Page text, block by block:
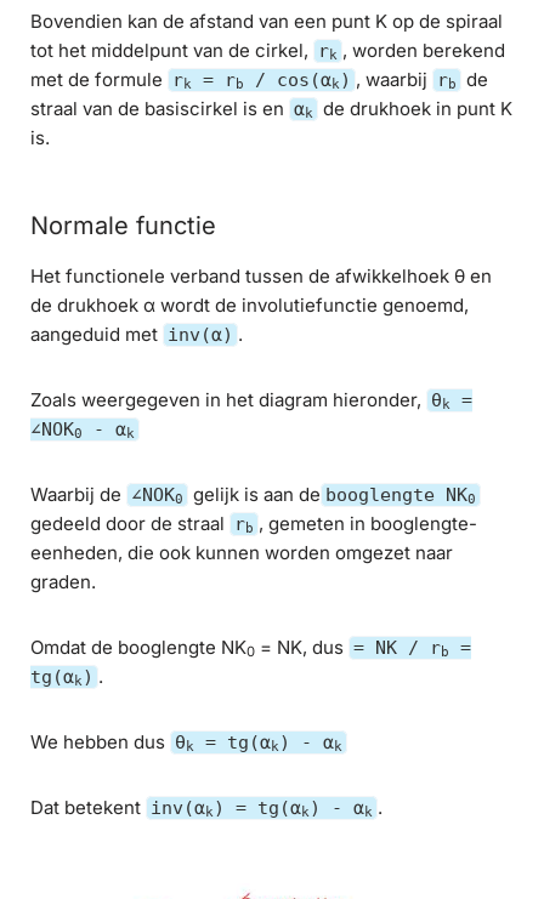
Bovendien kan de afstand van een punt K op de spiraal
tot het middelpunt van de cirkel,
rk , worden berekend
met de formule
rk = rb / cos(α k) , waarbij rb
de
straal van de basiscirkel is en α k
de drukhoek in punt K
is.
Normale functie
Het functionele verband tussen de afwikkelhoek θ en
de drukhoek α wordt de involutiefunctie genoemd,
aangeduid met inv(α) .
Zoals weergegeven in het diagram hieronder, θ k
=
∠NOK0 - α k
Waarbij de ∠NOK0 gelijk is aan de booglengte NK0
gedeeld door de straal rb , gemeten in booglengte-
eenheden, die ook kunnen worden omgezet naar
graden.
Omdat de booglengte NK0 = NK, dus = NK / rb
=
tg(α k) .
We hebben dus θ k = tg(α k) - α k
Dat betekent inv(α k) = tg(α k) - α k .